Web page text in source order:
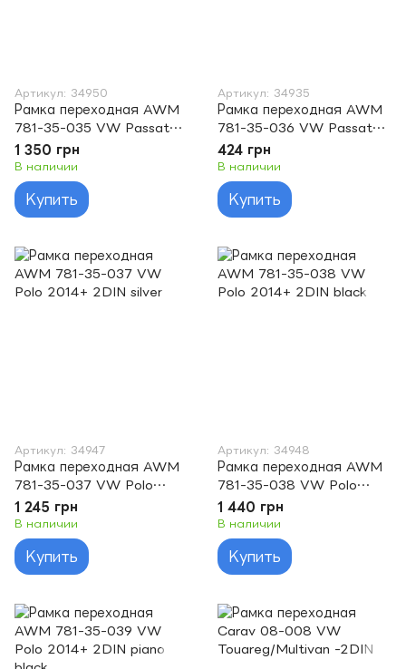
Артикул: 34950
Рамка переходная AWM
781-35-035 VW Passat
B5 1996-2005 2DIN
1 350 грн
В наличии
Купить
Артикул: 34935
Рамка переходная AWM
781-35-036 VW Passat
B5
424 грн
В наличии
Купить
Артикул: 34947
Рамка переходная AWM
781-35-037 VW Polo
2014+ 2DIN silver
1 245 грн
В наличии
Купить
Артикул: 34948
Рамка переходная AWM
781-35-038 VW Polo
2014+ 2DIN black
1 440 грн
В наличии
Купить